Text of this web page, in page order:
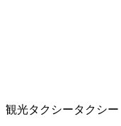
観光タクシータクシー